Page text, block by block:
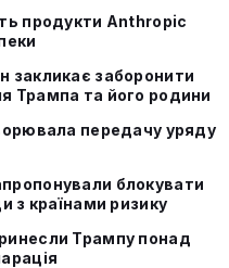
продукти Anthropic
закликає заборонити
Трампа та його родини
передачу уряду
блокувати
з країнами ризику
Трампу понад